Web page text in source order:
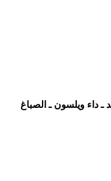
ـ داء ويلسون ـ الصباغ